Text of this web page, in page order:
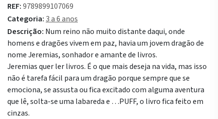
REF:9789899107069
Categoria:3 a 6 anos
Descrição: Num reino não muito distante daqui, onde
homens e dragões vivem em paz, havia um jovem dragão de
nome Jeremias, sonhador e amante de livros.
Jeremias quer ler livros. É o que mais deseja na vida, mas isso
não é tarefa fácil para um dragão porque sempre que se
emociona, se assusta ou fica excitado com alguma aventura
que lê, solta-se uma labareda e …PUFF, o livro fica feito em
cinzas.